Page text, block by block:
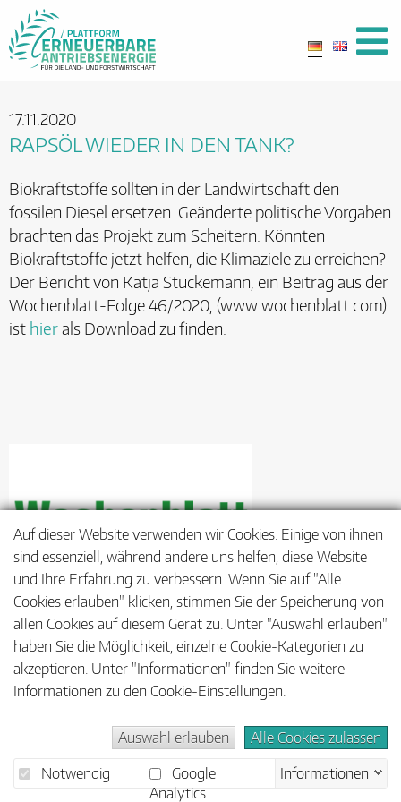
17.11.2020
RAPSÖL WIEDER IN DEN TANK?
Biokraftstoffe sollten in der Landwirtschaft den
fossilen Diesel ersetzen. Geänderte politische Vorgaben
brachten das Projekt zum Scheitern. Könnten
Biokraftstoffe jetzt helfen, die Klimaziele zu erreichen?
Der Bericht von Katja Stückemann, ein Beitrag aus der
Wochenblatt-Folge 46/2020, (www.wochenblatt.com)
ist hierals Download zu finden.
Barrierefreiheit Impressum
Auf dieser Website verwenden wir Cookies. Einige von ihnen
sind essenziell, während andere uns helfen, diese Website
und Ihre Erfahrung zu verbessern. Wenn Sie auf "Alle
Cookies erlauben" klicken, stimmen Sie der Speicherung von
allen Cookies auf diesem Gerät zu. Unter "Auswahl erlauben"
haben Sie die Möglichkeit, einzelne Cookie-Kategorien zu
akzeptieren. Unter "Informationen" finden Sie weitere
Informationen zu den Cookie-Einstellungen.
Auswahl erlauben
Alle Cookies zulassen
Notwendig
Google
Analytics
Informationen